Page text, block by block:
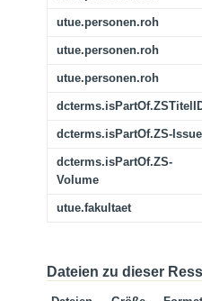
utue.personen.roh
utue.personen.roh
utue.personen.roh
dcterms.isPartOf.ZS-Issue
dcterms.isPartOf.ZS-
Volume
utue.fakultaet
Dateien zu dieser